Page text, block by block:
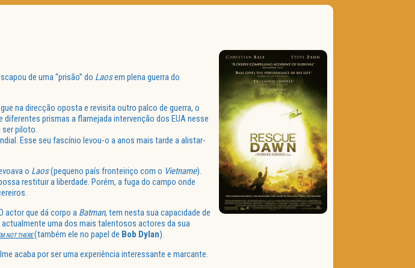
de uma “prisão” do Laosem plena guerra do
na direcção oposta e revisita outro palco de guerra, o
prismas a flamejada intervenção dos EUA nesse
ser piloto.
Esse seu fascínio levou-o a anos mais tarde a alistar-
o Laos(pequeno país fronteiriço com o Vietname).
restituir a liberdade. Porém, a fuga do campo onde
actor que dá corpo a Batman, tem nesta sua capacidade de
actualmente uma dos mais talentosos actores da sua
NOT THERE(também ele no papel de Bob Dylan).
acaba por ser uma experiência interessante e marcante.